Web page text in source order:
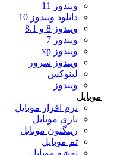
ویندوز 11
دانلود ویندوز 10
ویندوز 8 و 8.1
ویندوز 7
ویندوز xp
ویندوز سرور
لینوکس
ویندوز
موبایل
نرم افزار موبایل
بازی موبایل
رینگتون موبایل
تم موبایل
نقشه موبایل